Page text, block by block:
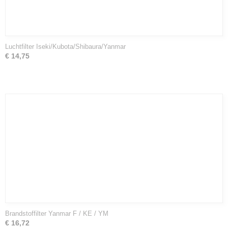
Luchtfilter Iseki/Kubota/Shibaura/Yanmar
€ 14,75
Brandstoffilter Yanmar F / KE / YM
€ 16,72